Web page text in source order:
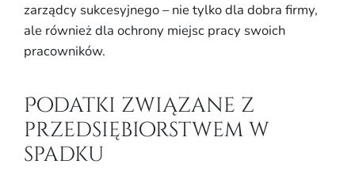
zarządcy sukcesyjnego – nie tylko dla dobra firmy,
ale również dla ochrony miejsc pracy swoich
pracowników.
Podatki związane z
przedsiębiorstwem w
spadku